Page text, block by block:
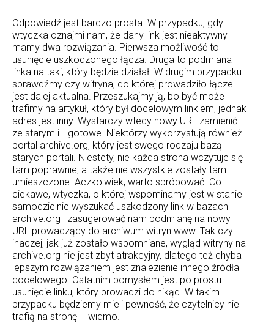
Odpowiedź jest bardzo prosta. W przypadku, gdy
wtyczka oznajmi nam, że dany link jest nieaktywny
mamy dwa rozwiązania. Pierwsza możliwość to
usunięcie uszkodzonego łącza. Druga to podmiana
linka na taki, który będzie działał. W drugim przypadku
sprawdźmy czy witryna, do której prowadziło łącze
jest dalej aktualna. Przeszukajmy ją, bo być może
trafimy na artykuł, który był docelowym linkiem, jednak
adres jest inny. Wystarczy wtedy nowy URL zamienić
ze starym i… gotowe. Niektórzy wykorzystują również
portal archive.org, który jest swego rodzaju bazą
starych portali. Niestety, nie każda strona wczytuje się
tam poprawnie, a także nie wszystkie zostały tam
umieszczone. Aczkolwiek, warto spróbować. Co
ciekawe, wtyczka, o której wspominamy jest w stanie
samodzielnie wyszukać uszkodzony link w bazach
archive.org i zasugerować nam podmianę na nowy
URL prowadzący do archiwum witryn www. Tak czy
inaczej, jak już zostało wspomniane, wygląd witryny na
archive.org nie jest zbyt atrakcyjny, dlatego też chyba
lepszym rozwiązaniem jest znalezienie innego źródła
docelowego. Ostatnim pomysłem jest po prostu
usunięcie linku, który prowadzi do nikąd. W takim
przypadku będziemy mieli pewność, że czytelnicy nie
trafią na stronę – widmo.